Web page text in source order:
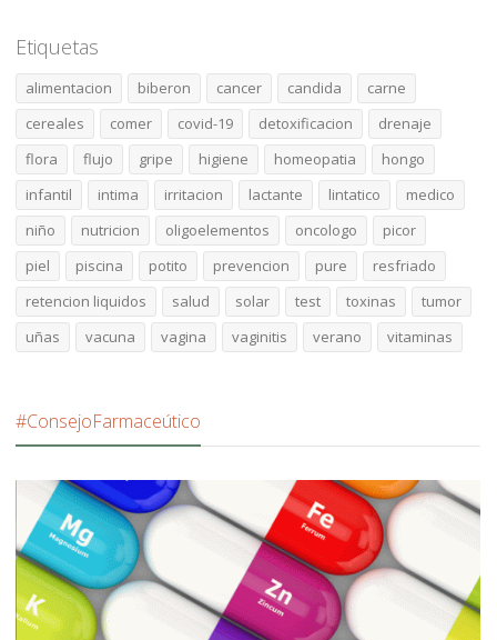
Etiquetas
alimentacion biberon cancer candida
carne
cereales
comer covid-19 detoxificacion
drenaje
flora
flujo gripe higiene homeopatia
hongo
infantil
intima irritacion lactante lintatico
medico
niño
nutricion oligoelementos oncologo
picor
piel
piscina potito prevencion pure
resfriado
retencion liquidos
salud solar test toxinas
tumor
uñas
vacuna vagina vaginitis verano vitaminas
#ConsejoFarmaceútico